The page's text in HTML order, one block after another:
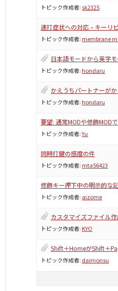
トピック作成者: sk2325
連打症状への対応 – キーリ
トピック作成者: membrane
日本語モードから英字
トピック作成者: hondaru
かえうちパートナーが
トピック作成者: hondaru
要望: 通常MODや修飾MOD
トピック作成者:Yu
同時打鍵の感度の件
トピック作成者: mta56423
修飾キー押下中の明示的な
トピック作成者: aizome
カスタマイズファイル
トピック作成者: KYO
Shift＋HomeがShift＋
トピック作成者: daimonsu